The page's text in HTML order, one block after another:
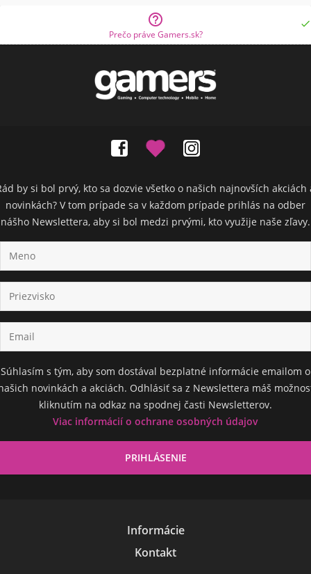

Prečo práve Gamers.sk?

by si bol prvý, kto sa dozvie všetko o našich najnovších akciách
novinkách? V tom prípade sa v každom prípade prihlás na odber
nášho Newslettera, aby si bol medzi prvými, kto využije naše zľavy.
Súhlasím s tým, aby som dostával bezplatné informácie emailom o
novinkách a akciách. Odhlásiť sa z Newslettera máš
kliknutím na odkaz na spodnej časti Newsletterov.
Viac informácií o ochrane osobných údajov
Informácie
Kontakt